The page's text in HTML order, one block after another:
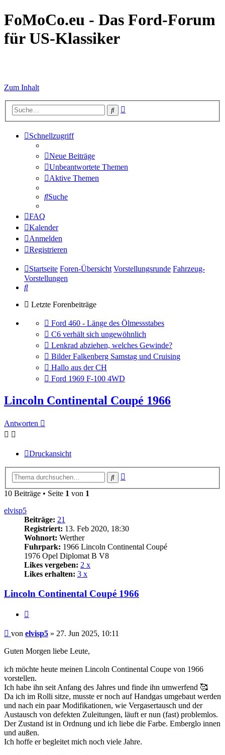
FoMoCo.eu - Das Ford-Forum
für US-Klassiker
Zum Inhalt
Suche
Schnellzugriff
Neue Beiträge
Unbeantwortete Themen
Aktive Themen
Suche
FAQ
Kalender
Anmelden
Registrieren
Startseite Foren-Übersicht Vorstellungsrunde Fahrzeug-
Vorstellungen
Suche
Letzte Forenbeiträge
Gehe
zum
letzten
Beitrag
Ford 460 - Länge des Ölmessstabes
Gehe
zum
letzten
Beitrag
C6 verhält sich ungewöhnlich
Gehe
zum
letzten
Beitrag
Lenkrad abziehen, welches Gewinde?
Gehe
zum
letzten
Beitrag
Bilder Falkenberg Samstag und Cruising
Gehe
zum
letzten
Hallo aus der CH
Gehe
letzten
Beitrag
Ford 1969 F-100 4WD
Lincoln Continental Coupé 1966
Antworten
Druckansicht
Suche
10 Beiträge • Seite 1 von 1
elvisp5
Beiträge: 21
Registriert: 13. Feb 2020, 18:30
Wohnort: Werther
Fuhrpark: 1966 Lincoln Continental Coupé
1976 Opel Diplomat B V8
Likes vergeben: 2 x
Likes erhalten: 3 x
Lincoln Continental Coupé 1966
Beitrag
von elvisp5 » 27. Jun 2025, 10:11
Guten Morgen liebe Leute,
ich möchte heute meinen Lincoln Continental Coupe von 1966
vorstellen.
Ich habe ihn seit Anfang des Jahres und finde ihn umwerfend 🥰
Da ich im Rolli sitze, musste er noch auf Handgas umgebaut werden
und nach ein paar Modifikationen, wie Vergasertausch und der
Austausch von defekten Zuleitungen, läuft er nun (fast) problemlos.
Der Zustand ist in Ordnung und ich liebe die Farbe. Emberglo innen
und außen.
Ich hoffe er begleitet mich noch viele Jahre.